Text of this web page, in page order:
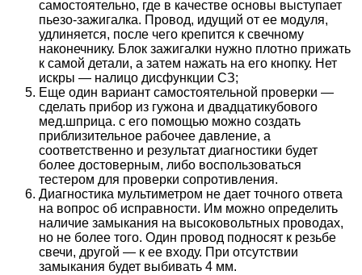
самостоятельно, где в качестве основы выступает
пьезо-зажигалка. Провод, идущий от ее модуля,
удлиняется, после чего крепится к свечному
наконечнику. Блок зажигалки нужно плотно прижать
к самой детали, а затем нажать на его кнопку. Нет
искры — налицо дисфункции СЗ;
Еще один вариант самостоятельной проверки —
сделать прибор из гужона и двадцатикубового
мед.шприца. с его помощью можно создать
приблизительное рабочее давление, а
соответственно и результат диагностики будет
более достоверным, либо воспользоваться
тестером для проверки сопротивления.
Диагностика мультиметром не дает точного ответа
на вопрос об исправности. Им можно определить
наличие замыкания на высоковольтных проводах,
но не более того. Один провод подносят к резьбе
свечи, другой — к ее входу. При отсутствии
замыкания будет выбивать 4 мм.